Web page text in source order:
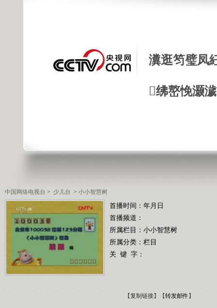
瀵逛笉璧凤
绋嶅悗灏
中国网络电视台 > 少儿台 > 小小智慧树
首播时间：年月日
首播频道：
所属栏目： 小小智慧树
所属分类：栏目
关 键 字：
【复制链接】【转发邮件】